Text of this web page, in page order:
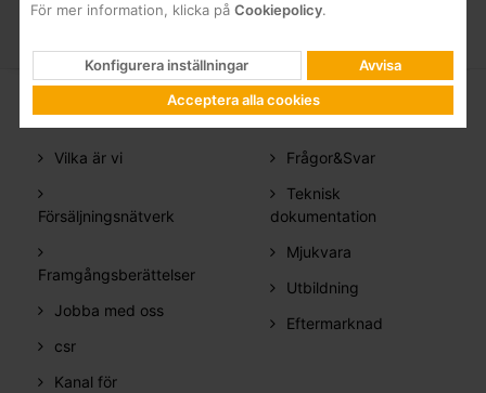
FÖRETAG
Vilka är vi
Försäljningsnätverk
Framgångsberättelser
Jobba med oss
csr
Kanal för
SUPPORT
Frågor&Svar
Teknisk
dokumentation
Mjukvara
Utbildning
Eftermarknad
För mer information, klicka på Cookiepolicy.
Konfigurera inställningar
Avvisa
Acceptera alla cookies